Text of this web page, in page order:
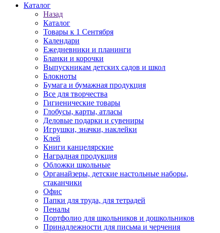
Каталог
Назад
Каталог
Товары к 1 Сентября
Календари
Ежедневники и планинги
Бланки и корочки
Выпускникам детских садов и школ
Блокноты
Бумага и бумажная продукция
Все для творчества
Гигиенические товары
Глобусы, карты, атласы
Деловые подарки и сувениры
Игрушки, значки, наклейки
Клей
Книги канцелярские
Наградная продукция
Обложки школьные
Органайзеры, детские настольные наборы,
стаканчики
Офис
Папки для труда, для тетрадей
Пеналы
Портфолио для школьников и дошкольников
Принадлежности для письма и черчения